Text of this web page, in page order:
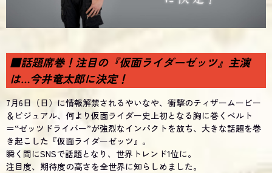
■話題席巻！注目の『仮面ライダーゼッツ』主演
は…今井竜太郎に決定！
7月6日（日）に情報解禁されるやいなや、衝撃のティザームービー
＆ビジュアル、何より仮面ライダー史上初となる胸に巻くベルト
＝“ゼッツドライバー”が強烈なインパクトを放ち、大きな話題を巻
き起こした『仮面ライダーゼッツ』。
瞬く間にSNSで話題となり、世界トレンド1位に。
注目度、期待度の高さを全世界に知らしめました。